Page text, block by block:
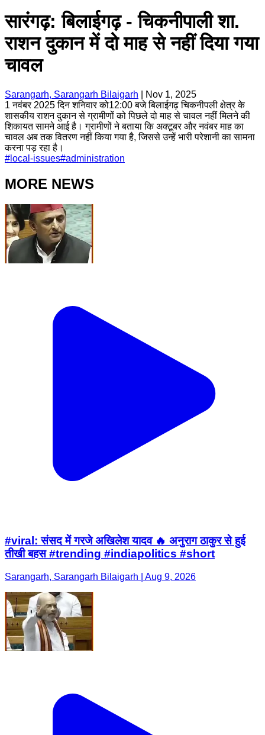
सारंगढ़: बिलाईगढ़ - चिकनीपाली शा.
राशन दुकान में दो माह से नहीं दिया गया
चावल
Sarangarh, Sarangarh Bilaigarh
Nov 1, 2025
1 नवंबर 2025 दिन शनिवार को12:00 बजे बिलाईगढ़ चिकनीपली क्षेत्र के
शासकीय राशन दुकान से ग्रामीणों को पिछले दो माह से चावल नहीं मिलने की
शिकायत सामने आई है। ग्रामीणों ने बताया कि अक्टूबर और नवंबर माह का
चावल अब तक वितरण नहीं किया गया है, जिससे उन्हें भारी परेशानी का सामना
करना पड़ रहा है।
# local-issues#administration
MORE NEWS
#viral: संसद में गरजे अखिलेश यादव 🔥 अनुराग ठाकुर से हुई
तीखी बहस #trending #indiapolitics #short
Sarangarh, Sarangarh Bilaigarh | Aug 9, 2026